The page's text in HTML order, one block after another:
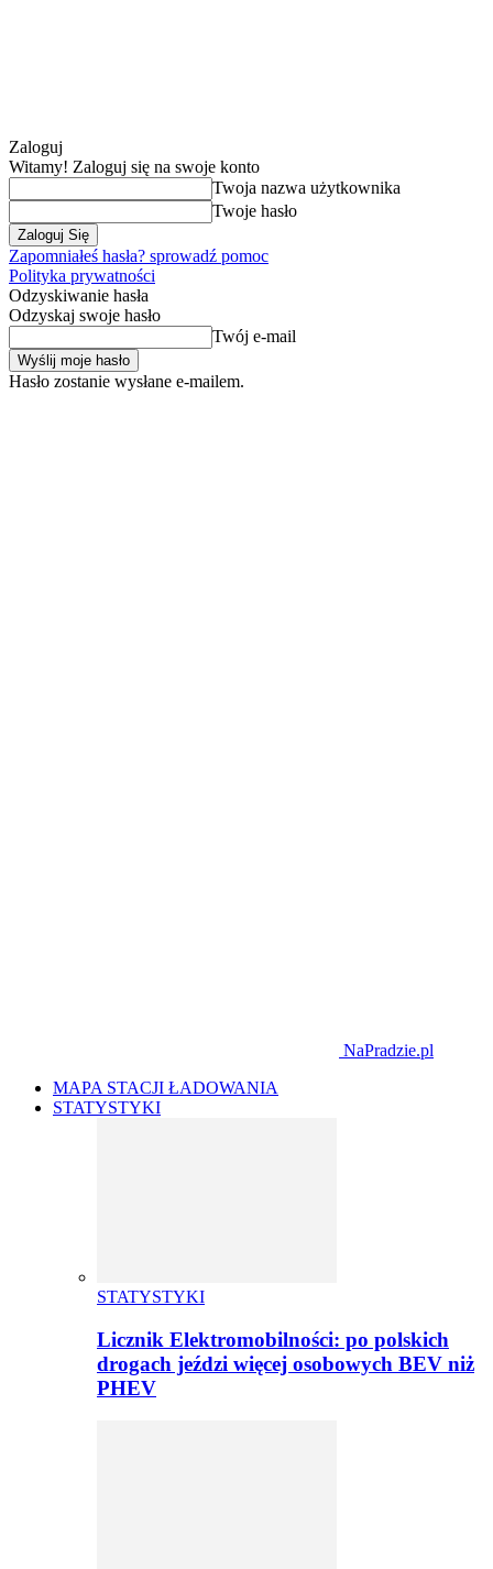
Zaloguj
Witamy! Zaloguj się na swoje konto
Twoja nazwa użytkownika
Twoje hasło
Zapomniałeś hasła? sprowadź pomoc
Polityka prywatności
Odzyskiwanie hasła
Odzyskaj swoje hasło
Twój e-mail
Hasło zostanie wysłane e-mailem.
NaPradzie.pl
MAPA STACJI ŁADOWANIA
STATYSTYKI
STATYSTYKI
Licznik Elektromobilności: po polskich
drogach jeździ więcej osobowych BEV niż
PHEV